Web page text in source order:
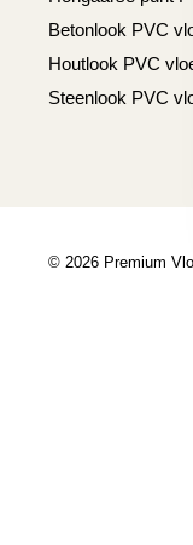
Betonlook PVC
Houtlook PVC
Steenlook PVC
© 2026 Premium